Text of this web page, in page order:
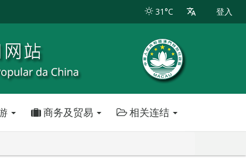
31°C 登入
商务及贸易 相关连结